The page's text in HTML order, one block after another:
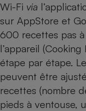
Wi-Fi via
sur AppStore et
600 recettes pas
l’appareil
étape par étape.
peuvent être
recettes (nombre
pieds à ventouse,